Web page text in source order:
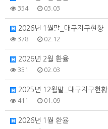
354 03.03
2026년 1월말_대구지구현황
378 02.12
2026년 2월 환율
351 02.03
2025년 12월말_대구지구현황
411 01.09
2026년 1월 환율